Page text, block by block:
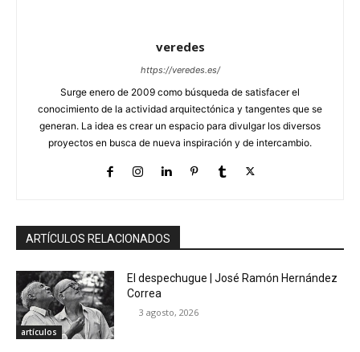
veredes
https://veredes.es/
Surge enero de 2009 como búsqueda de satisfacer el
conocimiento de la actividad arquitectónica y tangentes que se
generan. La idea es crear un espacio para divulgar los diversos
proyectos en busca de nueva inspiración y de intercambio.
ARTÍCULOS RELACIONADOS
artículos
El despechugue | José Ramón Hernández
Correa
3 agosto, 2026